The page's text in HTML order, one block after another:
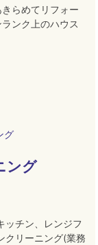
らめてリフォー
ンク上のハウス
グ
ング
ッチン、レンジフ
クリーニング(業務